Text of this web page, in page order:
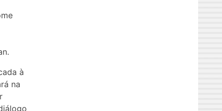
à
na